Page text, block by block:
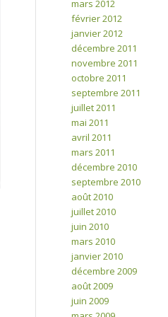
mars 2012
février 2012
janvier 2012
décembre 2011
novembre 2011
octobre 2011
septembre 2011
juillet 2011
mai 2011
avril 2011
mars 2011
décembre 2010
septembre 2010
août 2010
juillet 2010
juin 2010
mars 2010
janvier 2010
décembre 2009
août 2009
juin 2009